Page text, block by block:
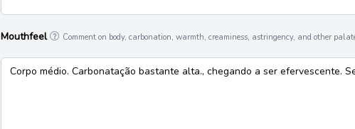
Mouthfeel Comment on body, carbonation, warmth, creaminess, astringency, and other
Corpo médio. Carbonatação bastante alta., chegando a ser efervescente.